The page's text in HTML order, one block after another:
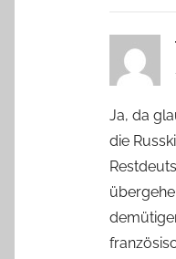
Ja, da
die